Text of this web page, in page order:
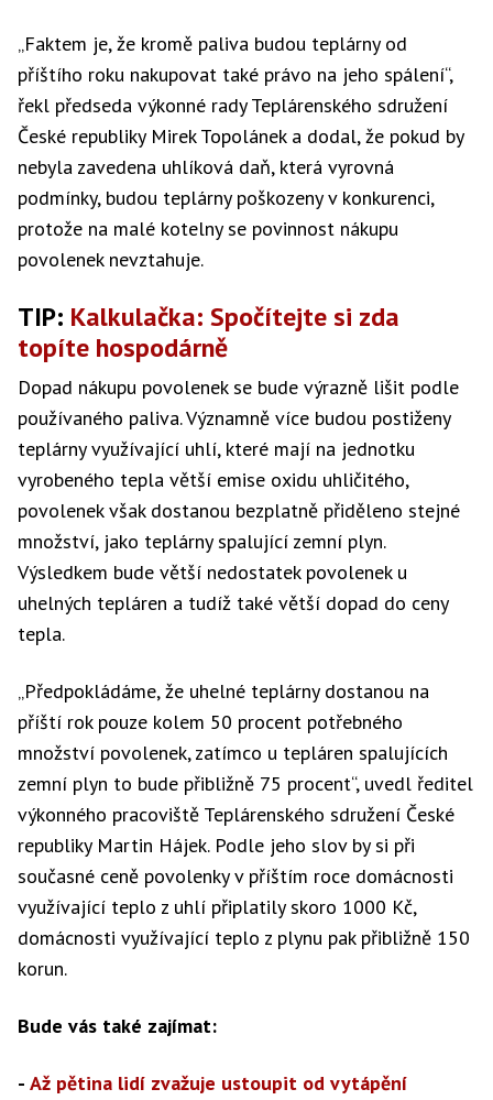
„Faktem je, že kromě paliva budou teplárny od
příštího roku nakupovat také právo na jeho spálení“,
řekl předseda výkonné rady Teplárenského sdružení
České republiky Mirek Topolánek a dodal, že pokud by
nebyla zavedena uhlíková daň, která vyrovná
podmínky, budou teplárny poškozeny v konkurenci,
protože na malé kotelny se povinnost nákupu
povolenek nevztahuje.
TIP: Kalkulačka: Spočítejte si zda
topíte hospodárně
Dopad nákupu povolenek se bude výrazně lišit podle
používaného paliva. Významně více budou postiženy
teplárny využívající uhlí, které mají na jednotku
vyrobeného tepla větší emise oxidu uhličitého,
povolenek však dostanou bezplatně přiděleno stejné
množství, jako teplárny spalující zemní plyn.
Výsledkem bude větší nedostatek povolenek u
uhelných tepláren a tudíž také větší dopad do ceny
tepla.
„Předpokládáme, že uhelné teplárny dostanou na
příští rok pouze kolem 50 procent potřebného
množství povolenek, zatímco u tepláren spalujících
zemní plyn to bude přibližně 75 procent“, uvedl ředitel
výkonného pracoviště Teplárenského sdružení České
republiky Martin Hájek. Podle jeho slov by si při
současné ceně povolenky v příštím roce domácnosti
využívající teplo z uhlí připlatily skoro 1000 Kč,
domácnosti využívající teplo z plynu pak přibližně 150
korun.
Bude vás také zajímat:
- Až pětina lidí zvažuje ustoupit od vytápění